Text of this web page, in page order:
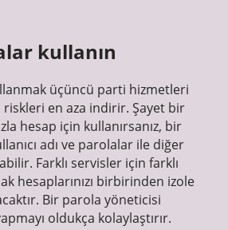
kullanın
üçüncü parti hizmetleri
riskleri en aza indirir. Şayet bir
hesap için kullanırsanız, bir
adı ve parolalar ile diğer
Farklı servisler için farklı
hesaplarınızı birbirinden izole
Bir parola yöneticisi
oldukça kolaylaştırır.